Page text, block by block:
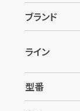
ブランド
ライン
型番